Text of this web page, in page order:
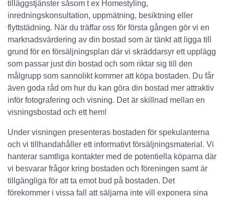
tilläggstjänster såsom t ex Homestyling,
inredningskonsultation, uppmätning, besiktning eller
flyttstädning. När du träffar oss för första gången gör vi en
marknadsvärdering av din bostad som är tänkt att ligga till
grund för en försäljningsplan där vi skräddarsyr ett upplägg
som passar just din bostad och som riktar sig till den
målgrupp som sannolikt kommer att köpa bostaden. Du får
även goda råd om hur du kan göra din bostad mer attraktiv
inför fotografering och visning. Det är skillnad mellan en
visningsbostad och ett hem!
Under visningen presenteras bostaden för spekulanterna
och vi tillhandahåller ett informativt försäljningsmaterial. Vi
hanterar samtliga kontakter med de potentiella köparna där
vi besvarar frågor kring bostaden och föreningen samt är
tillgängliga för att ta emot bud på bostaden. Det
förekommer i vissa fall att säljarna inte vill exponera sina